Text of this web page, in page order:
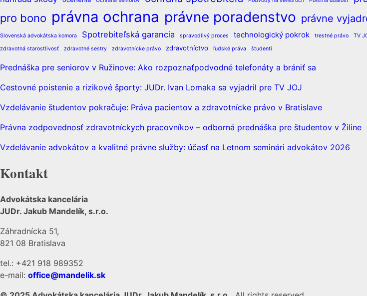
pro bono právna ochrana právne poradenstvo právne
Slovenská advokátska komora Spotrebiteľská garancia spravodlivý proces technologický pokrok trestné právo TV
zdravotná starostlivosť
zdravotné sestry zdravotnícke právo zdravotníctvo ľudské práva študenti
Prednáška pre seniorov v Ružinove: Ako rozpoznaťpodvodné telefonáty a brániť sa
Cestovné poistenie a rizikové športy: JUDr. Ivan Lomaka sa vyjadril pre TV JOJ
Vzdelávanie študentov pokračuje: Práva pacientov a zdravotnícke právo v Bratislave
Právna zodpovednosť zdravotníckych pracovníkov – odborná prednáška pre študentov v Žiline
Vzdelávanie advokátov a kvalitné právne služby: účasť na Letnom seminári advokátov 2026
Kontakt
Advokátska kancelária
JUDr. Jakub Mandelík, s.r.o.
Záhradnícka 51,
821 08 Bratislava
tel.: +421 918 989352
e-mail: office@mandelik.sk